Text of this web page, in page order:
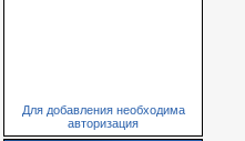
Для добавления необходима
авторизация